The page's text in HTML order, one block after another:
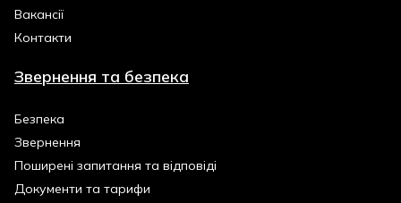
Вакансії
Контакти
Звернення та безпека
Безпека
Звернення
Поширені запитання та відповіді
Документи та тарифи